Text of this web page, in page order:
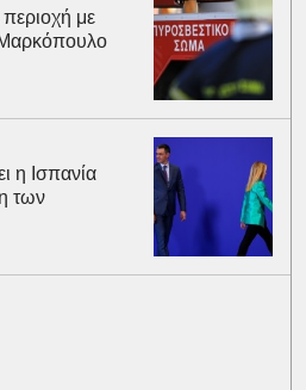
με
η Ισπανία
των